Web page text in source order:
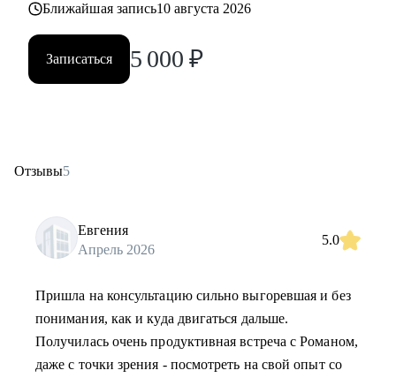
Ближайшая запись10 августа 2026
Записаться 5 000 ₽
Отзывы5
Евгения
Апрель 2026
5.0
Пришла на консультацию сильно выгоревшая и без
понимания, как и куда двигаться дальше.
Получилась очень продуктивная встреча с Романом,
даже с точки зрения - посмотреть на свой опыт со